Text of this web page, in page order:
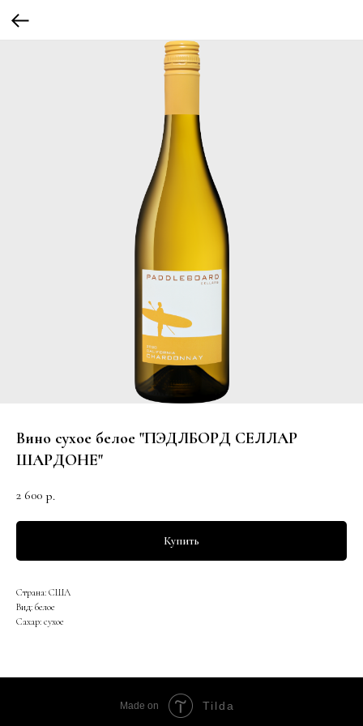
Вино сухое белое "ПЭДЛБОРД СЕЛЛАР
ШАРДОНЕ"
2 600 р.
Купить
Страна: США
Вид: белое
Сахар: сухое
Made on Tilda